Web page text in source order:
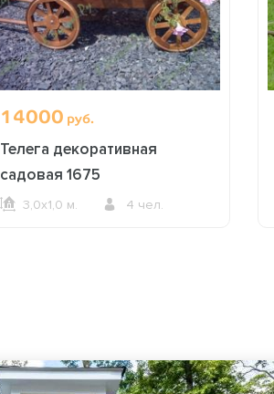
14000 руб.
Телега декоративная
садовая 1675
3,0х1,0 м. 4 чел.